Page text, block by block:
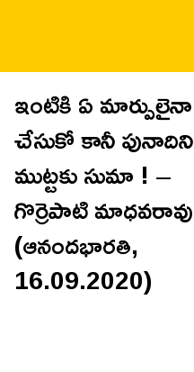
ఇంటికి ఏ మార్పులైనా
చేసుకో కానీ పునాదిని
ముట్టకు సుమా ! –
గొర్రెపాటి మాధవరావు
(ఆనందభారతి,
16.09.2020)